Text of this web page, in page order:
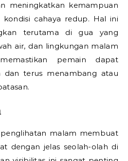
meningkatkan kemampuan
cahaya redup. Hal ini
terutama di gua yang
air, dan lingkungan malam
pemain dapat
dan terus menambang atau
malam membuat
dengan jelas seolah-olah di